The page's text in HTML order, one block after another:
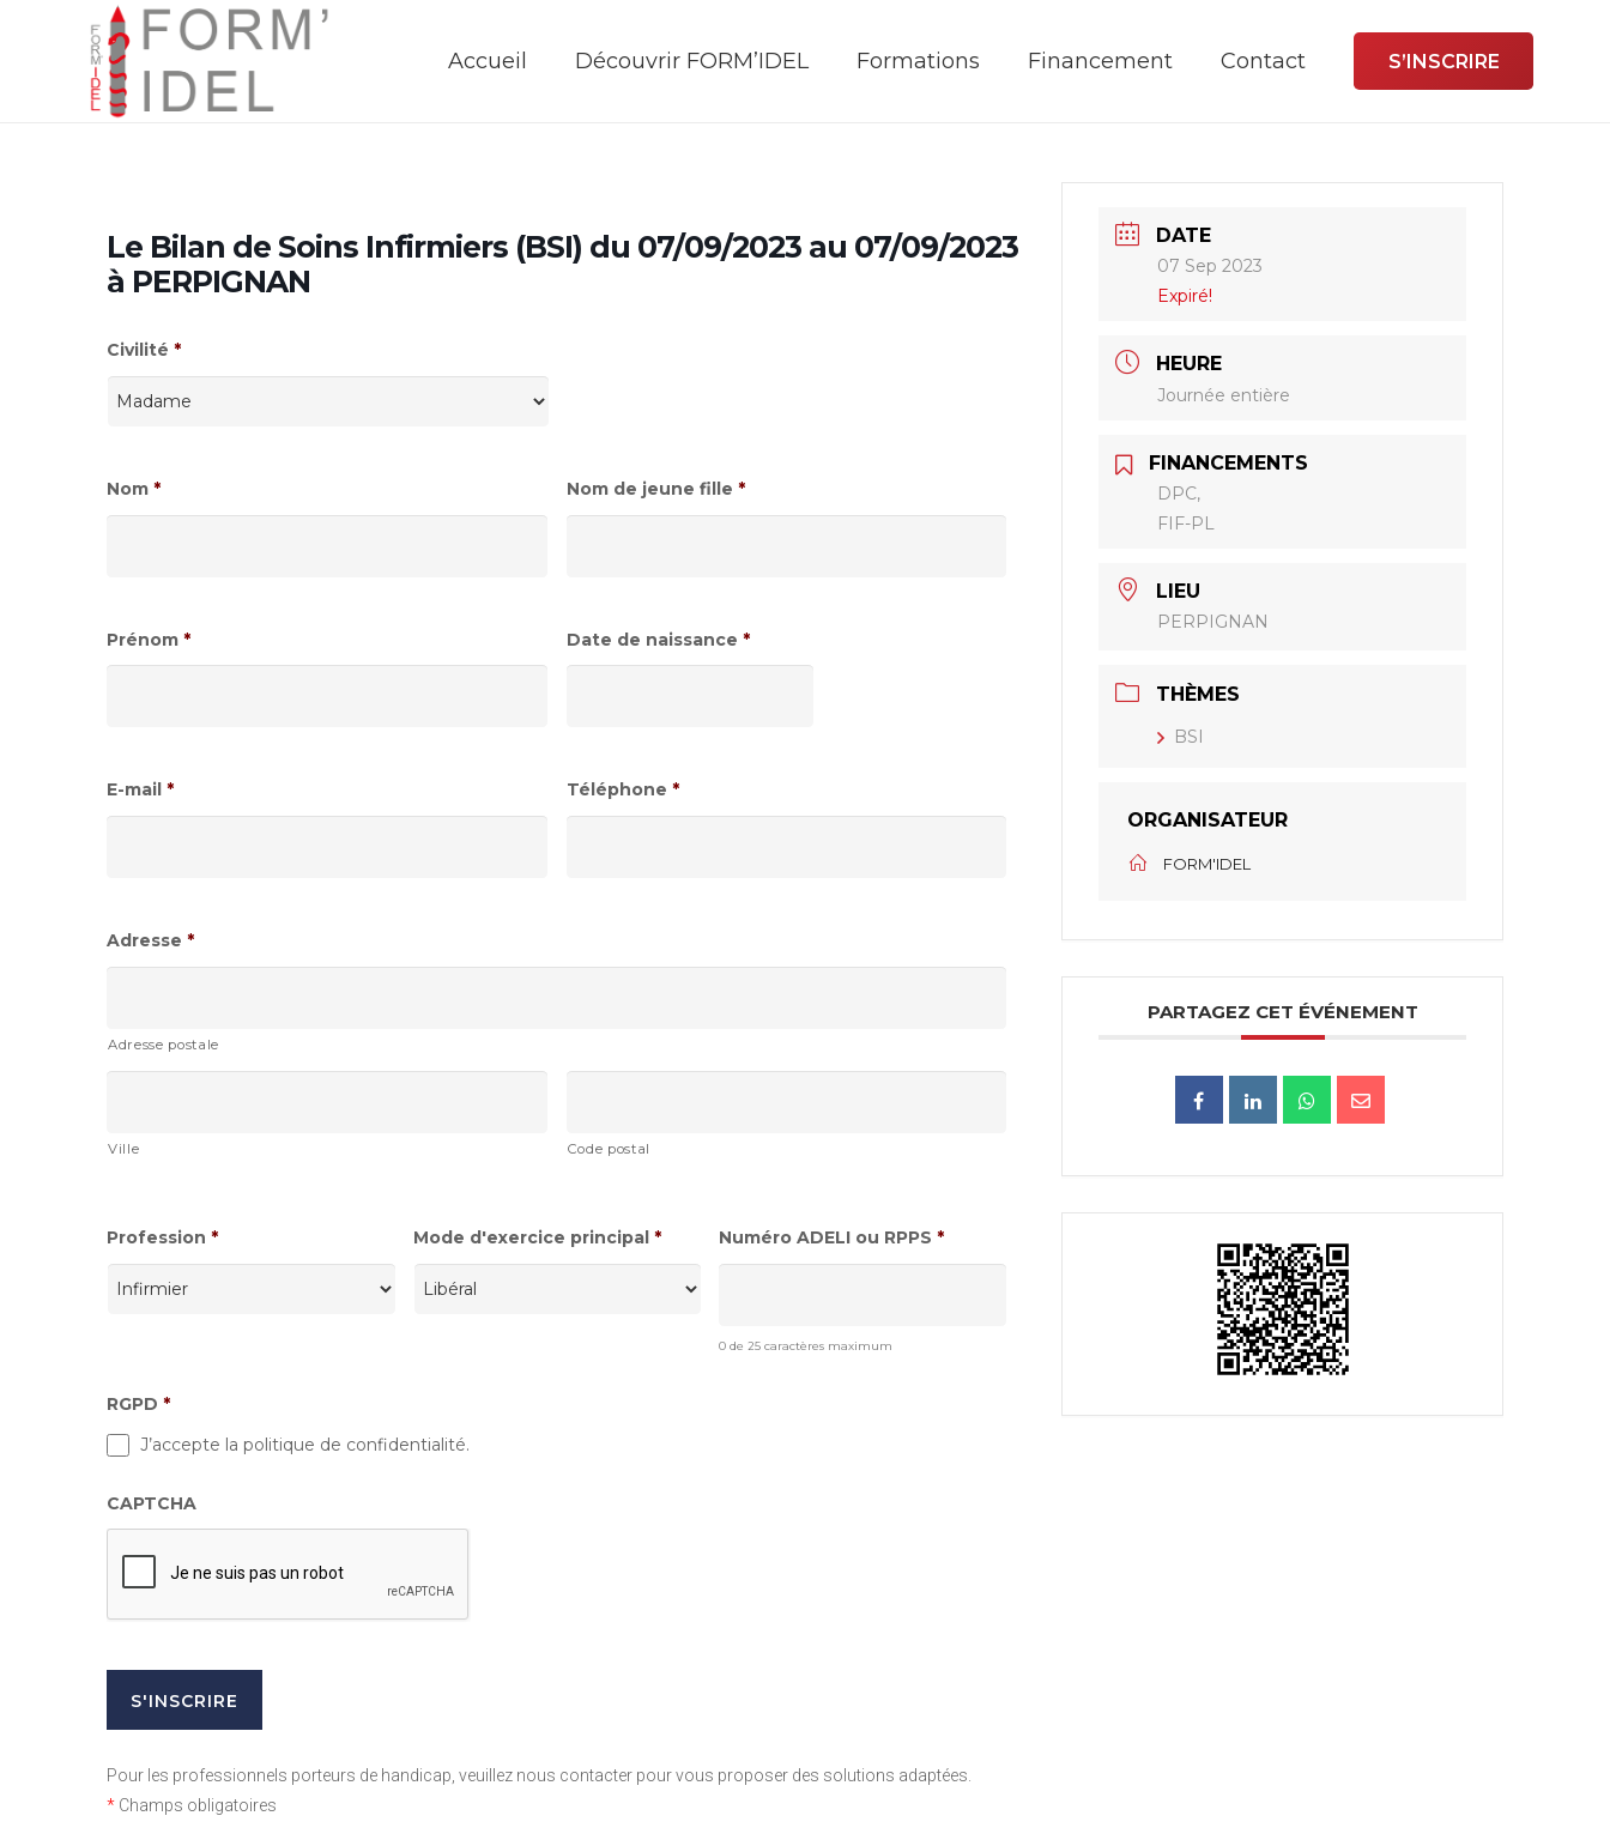
Accueil Découvrir FORM’IDEL Formations Financement Contact S’INSCRIRE
Le Bilan de Soins Infirmiers (BSI) du 07/09/2023 au 07/09/2023
à PERPIGNAN
Civilité *
Nom * Nom de jeune fille *
Prénom * Date de naissance *
E-mail * Téléphone *
Adresse *
Adresse postale
Ville Code postal
Profession * Mode d'exercice principal * Numéro ADELI ou RPPS *
0 de 25 caractères maximum
RGPD *
J’accepte la politique de confidentialité.
CAPTCHA
Pour les professionnels porteurs de handicap, veuillez nous contacter pour vous proposer des solutions adaptées.
* Champs obligatoires
DATE
07 Sep 2023
Expiré!
HEURE
Journée entière
FINANCEMENTS
DPC,
FIF-PL
LIEU
PERPIGNAN
THÈMES
BSI
ORGANISATEUR
FORM'IDEL
PARTAGEZ CET ÉVÉNEMENT